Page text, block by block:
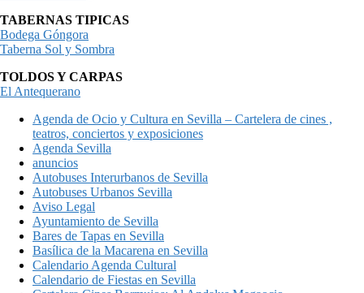
TABERNAS TIPICAS
Bodega Góngora
Taberna Sol y Sombra
TOLDOS Y CARPAS
El Antequerano
Agenda de Ocio y Cultura en Sevilla – Cartelera de cines ,
teatros, conciertos y exposiciones
Agenda Sevilla
anuncios
Autobuses Interurbanos de Sevilla
Autobuses Urbanos Sevilla
Aviso Legal
Ayuntamiento de Sevilla
Bares de Tapas en Sevilla
Basílica de la Macarena en Sevilla
Calendario Agenda Cultural
Calendario de Fiestas en Sevilla